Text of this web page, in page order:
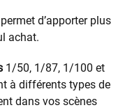
permet d’apporter plus
achat.
1/50, 1/87, 1/100 et
à différents types de
dans vos scènes